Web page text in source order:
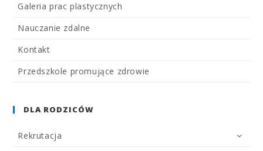
Galeria prac plastycznych
Nauczanie zdalne
Kontakt
Przedszkole promujące zdrowie
DLA RODZICÓW
Rekrutacja